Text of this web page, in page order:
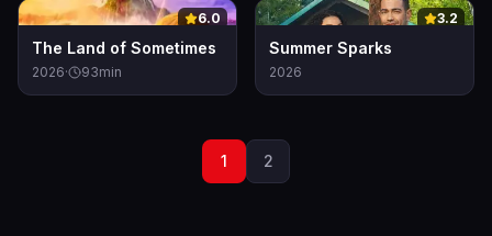
0 6.0
The Land of Sometimes
2026· 93min
0 3.2
Summer Sparks
2026
1 2